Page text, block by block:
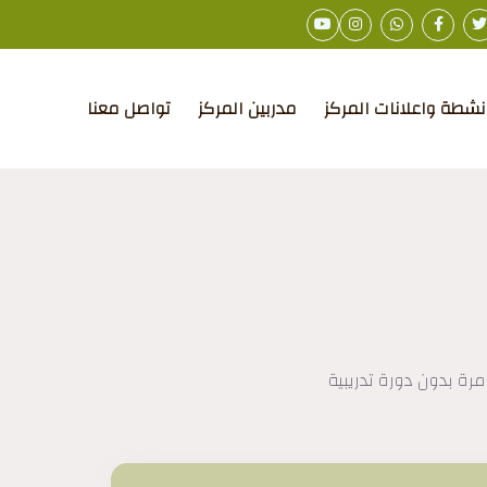
واعلانات المركز مدربين المركز تواصل معنا
بدون دورة تدريبية